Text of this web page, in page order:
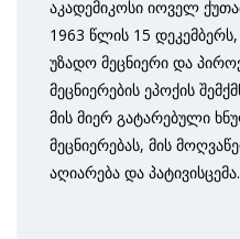
აკადემიკოსი იოველ
1963 წლის 15
უზადო მეცნიერი და
მეცნიერების ეპოქის
მის მიერ გატარებული
მეცნიერებას, მის
აღიარება და პატივისცემა.